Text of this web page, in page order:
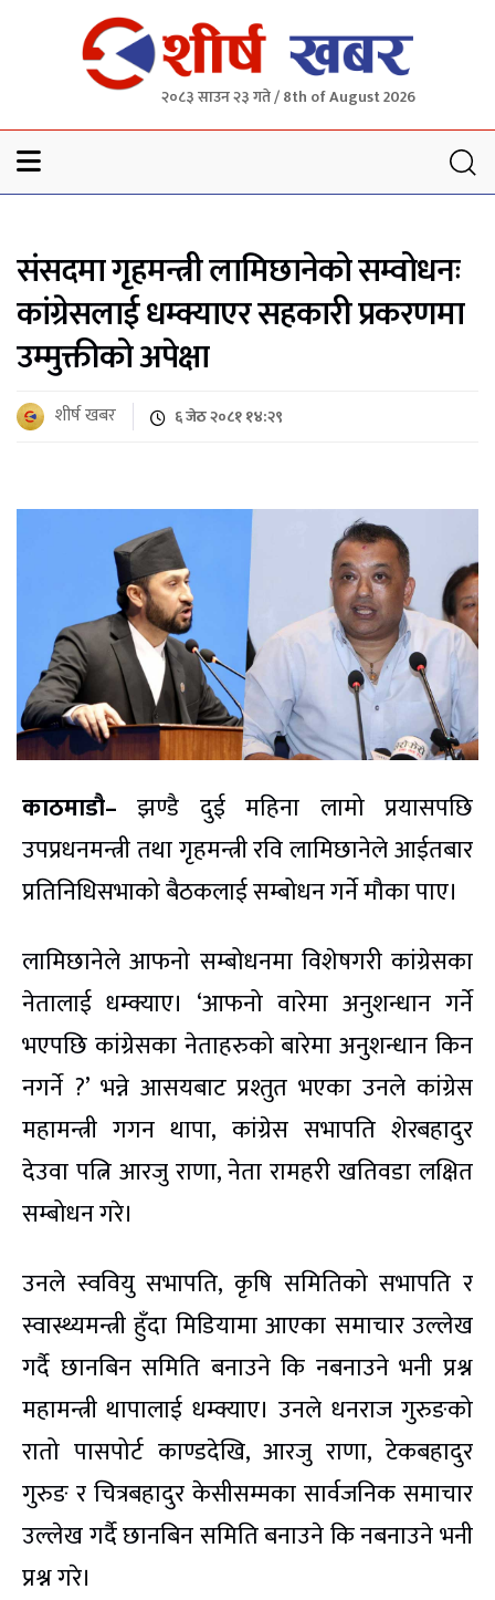
२०८३ साउन २३ गते / 8th of August 2026
संसदमा गृहमन्त्री लामिछानेको सम्वोधनः
कांग्रेसलाई धम्क्याएर सहकारी प्रकरणमा
उम्मुक्तीको अपेक्षा
शीर्ष खबर ६ जेठ २०८१ १४:२९
काठमाडौ– झण्डै दुई महिना लामो प्रयासपछि
उपप्रधनमन्त्री तथा गृहमन्त्री रवि लामिछानेले आईतबार
प्रतिनिधिसभाको बैठकलाई सम्बोधन गर्ने मौका पाए।
लामिछानेले आफनो सम्बोधनमा विशेषगरी कांग्रेसका
नेतालाई धम्क्याए। ‘आफनो वारेमा अनुशन्धान गर्ने
भएपछि कांग्रेसका नेताहरुको बारेमा अनुशन्धान किन
नगर्ने ?’ भन्ने आसयबाट प्रश्तुत भएका उनले कांग्रेस
महामन्त्री गगन थापा, कांग्रेस सभापति शेरबहादुर
देउवा पत्नि आरजु राणा, नेता रामहरी खतिवडा लक्षित
सम्बोधन गरे।
उनले स्ववियु सभापति, कृषि समितिको सभापति र
स्वास्थ्यमन्त्री हुँदा मिडियामा आएका समाचार उल्लेख
गर्दै छानबिन समिति बनाउने कि नबनाउने भनी प्रश्न
महामन्त्री थापालाई धम्क्याए। उनले धनराज गुरुङको
रातो पासपोर्ट काण्डदेखि, आरजु राणा, टेकबहादुर
गुरुङ र चित्रबहादुर केसीसम्मका सार्वजनिक समाचार
उल्लेख गर्दै छानबिन समिति बनाउने कि नबनाउने भनी
प्रश्न गरे।